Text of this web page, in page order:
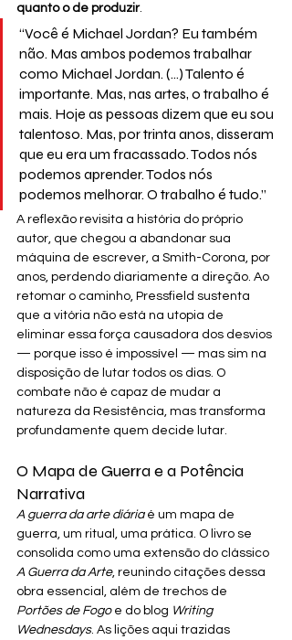
quanto o de produzir.
“Você é Michael Jordan? Eu também
não. Mas ambos podemos trabalhar
como Michael Jordan. (...) Talento é
importante. Mas, nas artes, o trabalho é
mais. Hoje as pessoas dizem que eu sou
talentoso. Mas, por trinta anos, disseram
que eu era um fracassado. Todos nós
podemos aprender. Todos nós
podemos melhorar. O trabalho é tudo.”
A reflexão revisita a história do próprio
autor, que chegou a abandonar sua
máquina de escrever, a Smith-Corona, por
anos, perdendo diariamente a direção. Ao
retomar o caminho, Pressfield sustenta
que a vitória não está na utopia de
eliminar essa força causadora dos desvios
— porque isso é impossível — mas sim na
disposição de lutar todos os dias. O
combate não é capaz de mudar a
natureza da Resistência, mas transforma
profundamente quem decide lutar.
O Mapa de Guerra e a Potência
Narrativa
A guerra da arte diária é um mapa de
guerra, um ritual, uma prática. O livro se
consolida como uma extensão do clássico
A Guerra da Arte, reunindo citações dessa
obra essencial, além de trechos de
Portões de Fogo e do blog Writing
Wednesdays. As lições aqui trazidas